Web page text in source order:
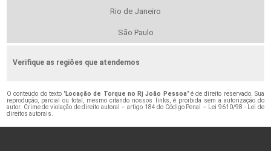
Rio de Janeiro
São Paulo
Verifique as regiões que atendemos
O conteúdo do texto "Locação de Torque no Rj João Pessoa" é de direito reservado. Sua
reprodução, parcial ou total, mesmo citando nossos links, é proibida sem a autorização do
autor. Crime de violação de direito autoral – artigo 184 do Código Penal – Lei 9610/98 - Lei de
direitos autorais.